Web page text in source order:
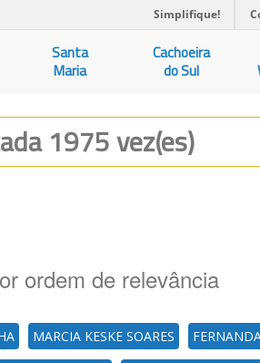
Simplifique!
Santa
Maria
Cachoeira
do Sul
1975 vez(es)
ordem de relevância
MARCIA KESKE SOARES